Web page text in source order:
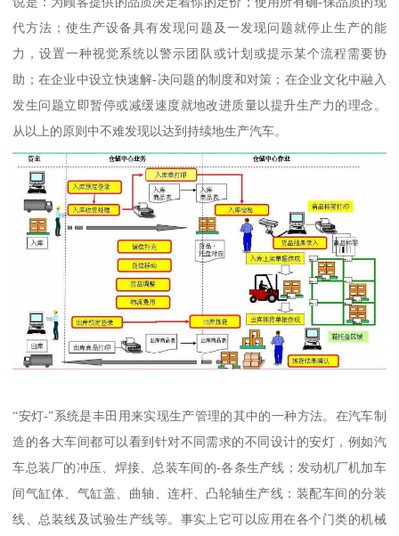
代方法；使生产设备具有发现问题及一发现问题就停止生产的能
力，设置一种视觉系统以警示团队或计划或提示某个流程需要协
助；在企业中设立快速解-决问题的制度和对策；在企业文化中融入
发生问题立即暂停或减缓速度就地改进质量以提升生产力的理念。
从以上的原则中不难发现以达到持续地生产汽车。
“安灯-”系统是丰田用来实现生产管理的其中的一种方法。在汽车制
造的各大车间都可以看到针对不同需求的不同设计的安灯，例如汽
车总装厂的冲压、焊接、总装车间的-各条生产线；发动机厂机加车
间气缸体、气缸盖、曲轴、连杆、凸轮轴生产线：装配车间的分装
线、总装线及试验生产线等。事实上它可以应用在各个门类的机械